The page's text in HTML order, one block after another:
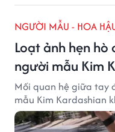
NGƯỜI MẪU - HOA
Loạt ảnh hẹn
người mẫu Kim
Mối quan hệ giữa tay
mẫu Kim Kardashian